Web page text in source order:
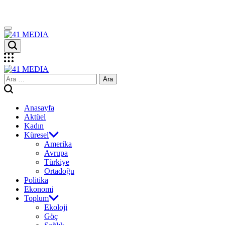
Skip
to
content
41
MEDIA
41
MEDIA
Arama:
Anasayfa
Aktüel
Kadın
Küresel
Amerika
Avrupa
Türkiye
Ortadoğu
Politika
Ekonomi
Toplum
Ekoloji
Göç